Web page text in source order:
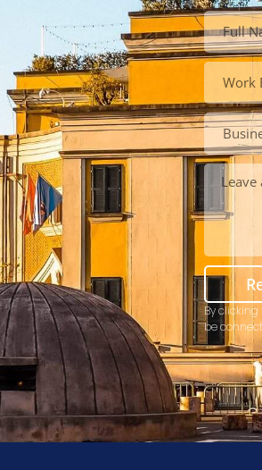
By
be